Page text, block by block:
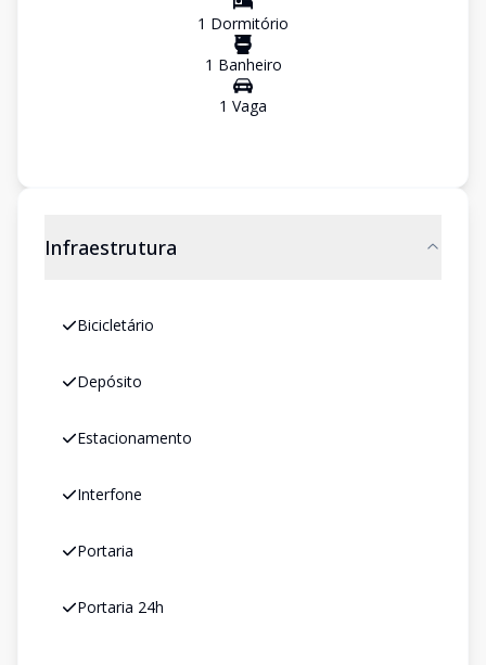
1 Dormitório
1 Banheiro
1 Vaga
Infraestrutura
Bicicletário
Depósito
Estacionamento
Interfone
Portaria
Portaria 24h